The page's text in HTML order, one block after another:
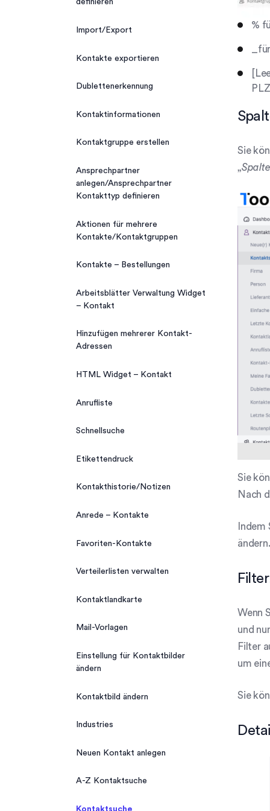
definieren
Import/Export
Kontakte exportieren
Dublettenerkennung
Kontaktinformationen
Kontaktgruppe erstellen
Ansprechpartner
anlegen/Ansprechpartner
Kontakttyp definieren
Aktionen für mehrere
Kontakte/Kontaktgruppen
Kontakte – Bestellungen
Arbeitsblätter Verwaltung Widget
– Kontakt
Hinzufügen mehrerer Kontakt-
Adressen
HTML Widget – Kontakt
Anrufliste
Schnellsuche
Etikettendruck
Kontakthistorie/Notizen
Anrede – Kontakte
Favoriten-Kontakte
Verteilerlisten verwalten
Kontaktlandkarte
Mail-Vorlagen
Einstellung für Kontaktbilder
ändern
Kontaktbild ändern
Industries
Neuen Kontakt anlegen
A-Z Kontaktsuche
Kontaktsuche
%
Sie
„
Sie
Nach
ändern.
Wenn
und
Filter
um
Sie